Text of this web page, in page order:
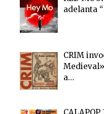
adelanta
CRIM
a…